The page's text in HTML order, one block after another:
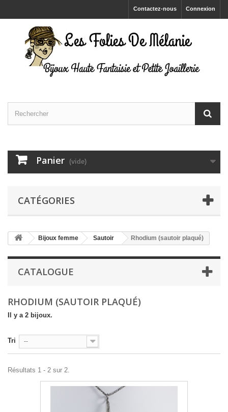
Connexion
Contactez-nous
Panier (vide)
CATÉGORIES
Bijoux femme Sautoir Rhodium (sautoir plaqué)
CATALOGUE
RHODIUM (SAUTOIR PLAQUÉ)
Il y a 2 bijoux.
Tri --
Résultats 1 - 2 sur 2.